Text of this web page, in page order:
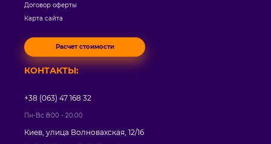
Договор оферты
Карта сайта
Расчет стоимости
КОНТАКТЫ:
+38 (063) 47 168 32
Пн-Вс 8:00 - 20:00
Киев, улица Волновахская, 12/16